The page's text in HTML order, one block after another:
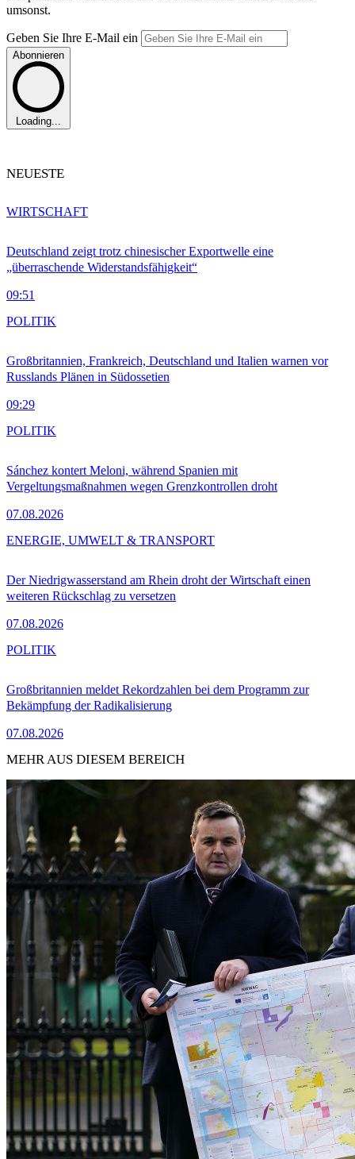
umsonst.
Geben Sie Ihre E-Mail ein
Abonnieren
Loading...
NEUESTE
Deutschland zeigt trotz chinesischer Exportwelle eine
„überraschende Widerstandsfähigkeit“
09:51
WIRTSCHAFT
Großbritannien, Frankreich, Deutschland und Italien warnen vor
Russlands Plänen in Südossetien
09:29
POLITIK
Sánchez kontert Meloni, während Spanien mit
Vergeltungsmaßnahmen wegen Grenzkontrollen droht
07.08.2026
POLITIK
Der Niedrigwasserstand am Rhein droht der Wirtschaft einen
weiteren Rückschlag zu versetzen
07.08.2026
ENERGIE, UMWELT & TRANSPORT
Großbritannien meldet Rekordzahlen bei dem Programm zur
Bekämpfung der Radikalisierung
07.08.2026
POLITIK
MEHR AUS DIESEM BEREICH